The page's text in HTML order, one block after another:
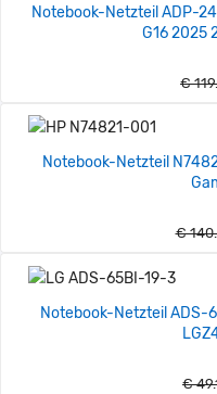
Notebook-Netzteil ADP-240EB-B für Asus ROG
G16 2025
€
Notebook-Netzteil N74821-001 für HP OMEN
€
Notebook-Netzteil ADS-65BI-19-3 für LG
€